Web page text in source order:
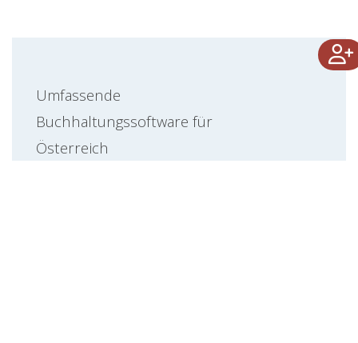
Umfassende
Buchhaltungssoftware für
Österreich